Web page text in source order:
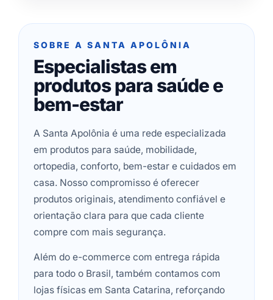
SOBRE A SANTA APOLÔNIA
Especialistas em
produtos para saúde e
bem-estar
A Santa Apolônia é uma rede especializada
em produtos para saúde, mobilidade,
ortopedia, conforto, bem-estar e cuidados em
casa. Nosso compromisso é oferecer
produtos originais, atendimento confiável e
orientação clara para que cada cliente
compre com mais segurança.
Além do e-commerce com entrega rápida
para todo o Brasil, também contamos com
lojas físicas em Santa Catarina, reforçando